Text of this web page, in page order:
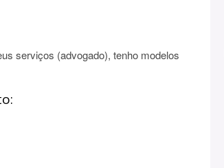
serviços (advogado), tenho modelos